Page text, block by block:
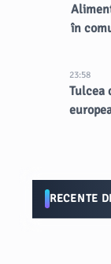
în
23:58
Tulcea
RECENTE